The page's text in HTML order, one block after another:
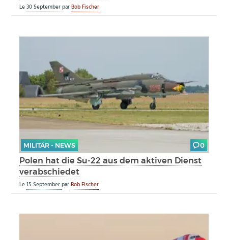
Le30 SeptemberparBob Fischer
MILITÄR - NEWS 0
Polen hat die Su-22 aus dem aktiven Dienst
verabschiedet
Le15 SeptemberparBob Fischer